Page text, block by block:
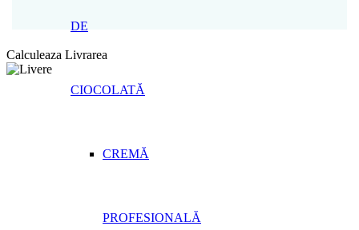
DE
CIOCOLATĂ
CREMĂ
PROFESIONALĂ
Calculeaza Livrarea